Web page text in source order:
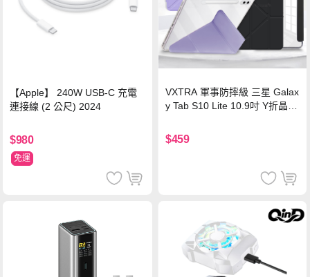
【Apple】 240W USB-C 充電
連接線 (2 公尺) 2024
$980
免運
VXTRA 軍事防摔級 三星 Galax
y Tab S10 Lite 10.9吋 Y折晶透
$459